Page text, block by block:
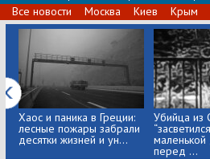
Все новости Москва Киев Крым
Хаос и паника в Греции:
лесные пожары забрали
десятки жизней и ун...
Убийца из
маленькой
перед ...